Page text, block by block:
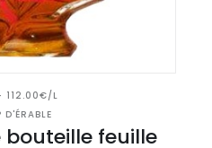
112.00€/L
D'ÉRABLE
bouteille feuille